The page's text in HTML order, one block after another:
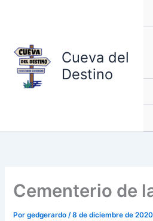
Cueva del
Destino
Cementerio de
Porgedgerardo/8 de diciembre de 2020